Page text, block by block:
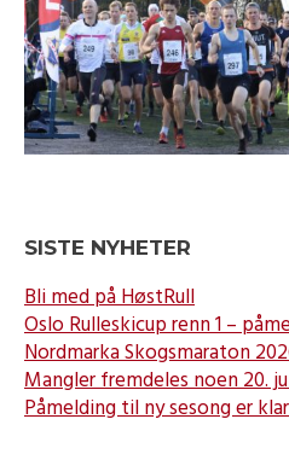
SISTE NYHETER
Bli med på HøstRull
Oslo Rulleskicup renn 1 –
Nordmarka Skogsmaraton
Mangler fremdeles noen 20.
Påmelding til ny sesong er